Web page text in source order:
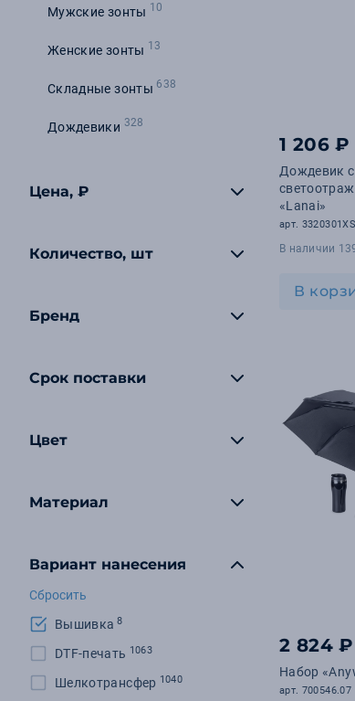
Мужские зонты 10
Женские зонты 13
Складные зонты 638
Дождевики 328
Цена, ₽
Количество, шт
Бренд
Срок поставки
Цвет
Материал
Вариант нанесения
Сбросить
Вышивка 8
DTF-печать 1063
Шелкотрансфер 1040
1 206 ₽
Дождевик
«Lanai»
арт.
В наличии
В
2 824 ₽
Набор
арт. 700546.07